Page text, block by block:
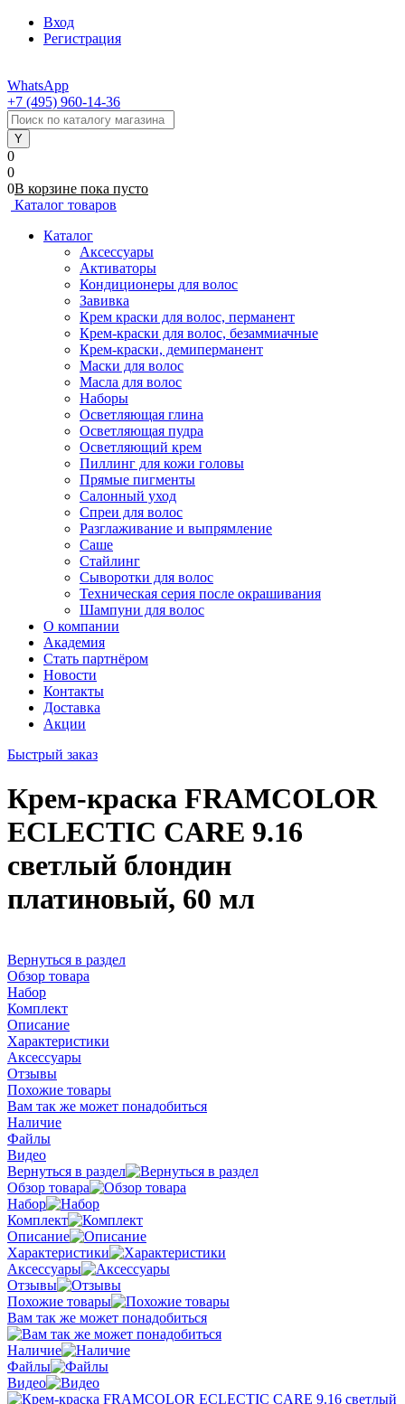
Вход
Регистрация
WhatsApp
+7 (495) 960-14-36
0
0
0В корзине пока пусто
Каталог товаров
Каталог
Аксессуары
Активаторы
Кондиционеры для волос
Завивка
Крем краски для волос, перманент
Крем-краски для волос, безаммиачные
Крем-краски, демиперманент
Маски для волос
Масла для волос
Наборы
Осветляющая глина
Осветляющая пудра
Осветляющий крем
Пиллинг для кожи головы
Прямые пигменты
Салонный уход
Спреи для волос
Разглаживание и выпрямление
Саше
Стайлинг
Сыворотки для волос
Техническая серия после окрашивания
Шампуни для волос
О компании
Академия
Стать партнёром
Новости
Контакты
Доставка
Акции
Быстрый заказ
Крем-краска FRAMCOLOR
ECLECTIC CARE 9.16
светлый блондин
платиновый, 60 мл
Вернуться в раздел
Обзор товара
Набор
Комплект
Описание
Характеристики
Аксессуары
Отзывы
Похожие товары
Вам так же может понадобиться
Наличие
Файлы
Видео
Вернуться в раздел
Обзор товара
Набор
Комплект
Описание
Характеристики
Аксессуары
Отзывы
Похожие товары
Вам так же может понадобиться
Наличие
Файлы
Видео